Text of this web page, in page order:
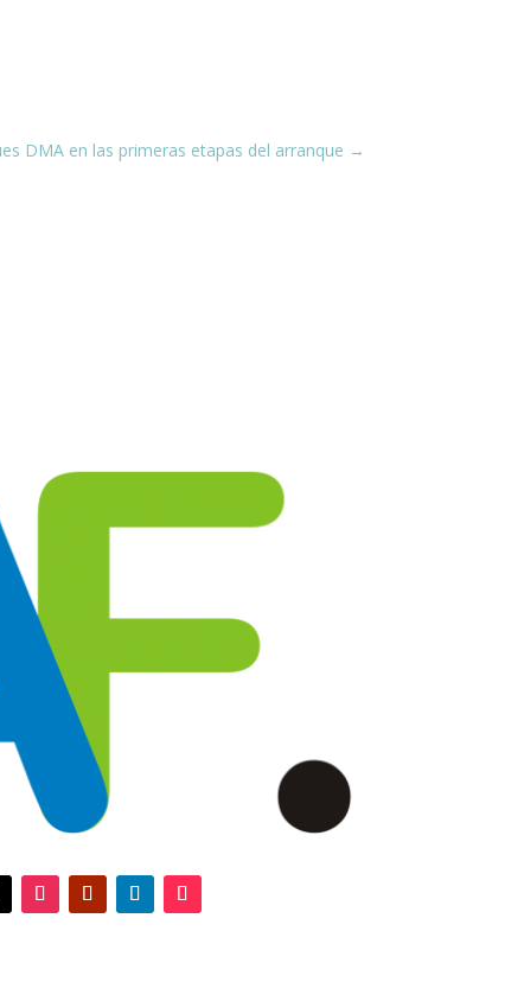
DMA en las primeras etapas del arranque →